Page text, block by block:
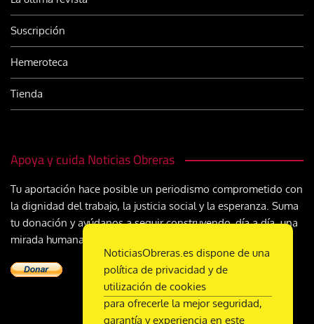
Suscripción
Hemeroteca
Tienda
Apoya y cuida Noticias Obreras
Tu aportación hace posible un periodismo comprometido con
la dignidad del trabajo, la justicia social y la esperanza. Suma
tu donación y ayúdanos a seguir construyendo, día a día, una
mirada humana y cristiana sobre el mundo del trabajo
NoticiasObreras.es dispone de una
política de privacidad y de
utilización de cookies
para ofrecerle la mejor seguridad,
garantía y experiencia en este